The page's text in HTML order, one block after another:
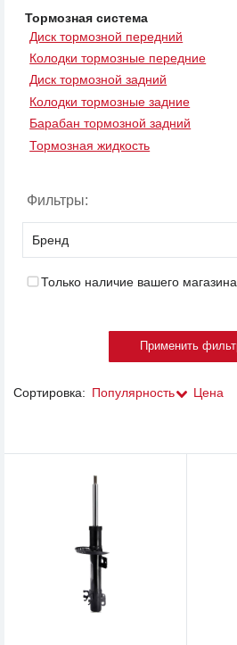
Тормозная система
Диск тормозной передний
Колодки тормозные передние
Диск тормозной задний
Колодки тормозные задние
Барабан тормозной задний
Тормозная жидкость
Фильтры:
Бренд
Только наличие вашего магазина
Сортировка: Популярность Цена